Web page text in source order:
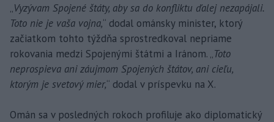
„Vyzývam Spojené štáty, aby sa do konfliktu ďalej nezapájali.
Toto nie je vaša vojna,“ dodal ománsky minister, ktorý
začiatkom tohto týždňa sprostredkoval nepriame
rokovania medzi Spojenými štátmi a Iránom. „Toto
neprospieva ani záujmom Spojených štátov, ani cieľu,
ktorým je svetový mier,“ dodal v príspevku na X.
Omán sa v posledných rokoch profiluje ako diplomatický